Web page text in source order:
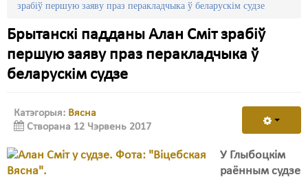
зрабіў першую заяву праз перакладчыка ў беларускім судзе
Брытанскі падданы Алан Сміт зрабіў
першую заяву праз перакладчыка ў
беларускім судзе
Катэгорыя: Вясна
Створана 12 Чэрвень 2017
У Глыбоцкім
раённым судзе
Безбар'ернае асяродзьдзе
Выбары
Дзяржава
Дыскрымінацыя
Кантакт
Пра нас